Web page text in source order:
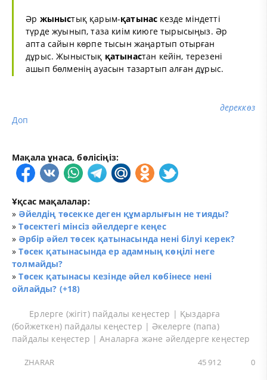
Әр жыныстық қарым-қатынас кезде міндетті
түрде жуынып, таза киім киюге тырысыңыз. Әр
апта сайын көрпе тысын жаңартып отырған
дұрыс. Жыныстық қатынастан кейін, терезені
ашып бөлменің ауасын тазартып алған дұрыс.
дереккөз
Доп
Мақала ұнаса, бөлісіңіз:
Ұқсас мақалалар:
» Әйелдің төсекке деген құмарлығын не тияды?
»Төсектегі мінсіз әйелдерге кеңес
» Әрбір әйел төсек қатынасында нені білуі керек?
»Төсек қатынасында ер адамның көңілі неге
толмайды?
»Төсек қатынасы кезінде әйел көбінесе нені
ойлайды? (+18)
Ерлерге (жігіт) пайдалы кеңестер | Қыздарға
(бойжеткен) пайдалы кеңестер | Әкелерге (папа)
пайдалы кеңестер |Аналарға және әйелдерге кеңестер
ZHARAR 0
45 912